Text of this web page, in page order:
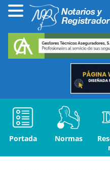
Portada Normas